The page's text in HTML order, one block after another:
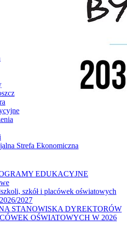
Strefa Ekonomiczna
EDUKACYJNE
szkół i placówek oświatowych
2027
STANOWISKA DYREKTORÓW
OŚWIATOWYCH W 2026